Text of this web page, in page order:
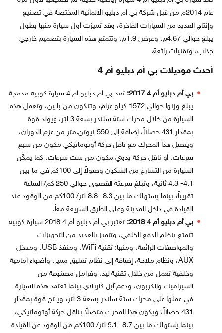
عام 2014م من قبل شركة بي أم دبليو الألمانية المختصة في تصنيع
وإنتاج العديد من السيارات الفاخرة، وقد تميزت أول سيارة منها بطول
يبلغ حوالي 4.67م، وعرض 1.9م، وتتمتع هذه السيارة بتصميم خارجي
جذاب، وتقنيات رائعة.
أحدث موديلات بي أم دبليو أم 4
بي أم دبليو أم 4 2017:
تعد بي أم دبليو أم 4 سيارة كوبيه مدمجة
يبلغ وزنها حوالي 1572 كيلو غرام، وتتكون من بابين، وتعمل هذه
السيارة من خلال محرك ستة سلندر بسعة 3 لتر، ويولد قوة
بمقدار 431 حصاناً، إضافة إلى 550 نيوتن.متر من عزم الدوران،
ويتصل هذا المحرك مع ناقل حركة أوتوماتيكي مكون من سبع
سرعات، أو ناقل حركة يدوي مكون من ست سرعات، كما يمكّن
السيارة من التسارع من السكون وصولاً إلى 100كم في ما بين
4.1- 4.3 ثانية، وتبلغ سرعته القصوى حوالي 250 كم/ الساعة
تقريباً، بينما يستهلك ما بين 8.3- 8.8 لتر/ 100كم من الوقود عند
القيادة في داخل المدينة وعلى الطرق السريعة معاً.
بي أم دبليو أم 4 2018:
تعتبر بي أم دبليو أم 4 2018 سيارة كوبيه
تتمتع بنظام الدفع الخلفي، وتتميز بالعديد من التجهيزات
والمواصفات الرائعة، ومنها: تقنية WiFi، ومنفذ USB، ومدخل
AUX، ونظام ملاحة، إضافة إلى نظام تعليق مميز، وأضواء أمامية
وخلفية تعمل من خلال تقنية ليد، وفرامل مصنوعة من
السيراميك والكربون، ودعم آبل كاربلاي بينما تعتمد هذه السيارة
في عملها على محرك ستة سلندر بسعة 3 لتر، وينتج قوة بمقدار
431 حصاناً، ويكون هذا المحرك متصلاً بناقل حركة أوتوماتيكي،
بينما يستهلك ما بين 8.7- 9.1 لتر/ 100كم من الوقود عن القيادة